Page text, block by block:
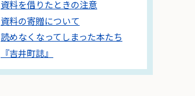
資料を借りたときの注意
資料の寄贈について
読めなくなってしまった本たち
『吉井町誌』